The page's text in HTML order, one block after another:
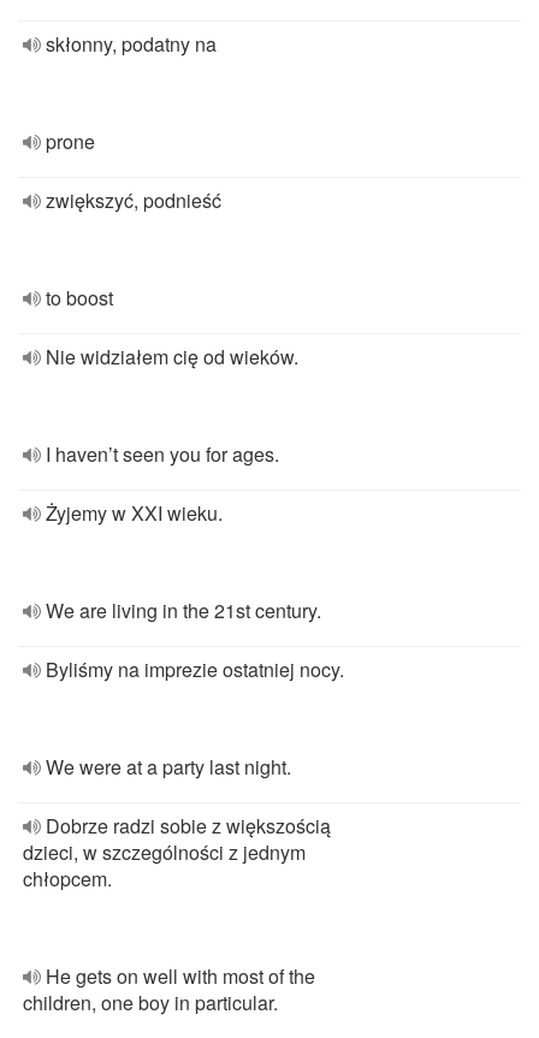
skłonny, podatny na
prone
zwiększyć, podnieść
to boost
Nie widziałem cię od wieków.
I haven’t seen you for ages.
Żyjemy w XXI wieku.
We are living in the 21st century.
Byliśmy na imprezie ostatniej nocy.
We were at a party last night.
Dobrze radzi sobie z większością
dzieci, w szczególności z jednym
chłopcem.
He gets on well with most of the
children, one boy in particular.